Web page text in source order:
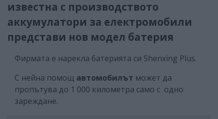
известна с производството
аккумулатори за електромобили
представи нов модел батерия
Фирмата е нарекла батерията си Shenxing Plus.
С нейна помощ автомобилът может да
пропътува до 1 000 километра само с одно
зареждане.